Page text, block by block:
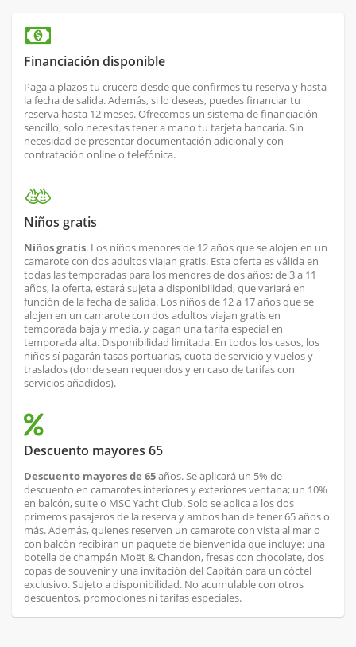
Financiación disponible
Paga a plazos tu crucero desde que confirmes tu reserva y hasta
la fecha de salida. Además, si lo deseas, puedes financiar tu
reserva hasta 12 meses. Ofrecemos un sistema de financiación
sencillo, solo necesitas tener a mano tu tarjeta bancaria. Sin
necesidad de presentar documentación adicional y con
contratación online o telefónica.
Niños gratis
Niños gratis. Los niños menores de 12 años que se alojen en un
camarote con dos adultos viajan gratis. Esta oferta es válida en
todas las temporadas para los menores de dos años; de 3 a 11
años, la oferta, estará sujeta a disponibilidad, que variará en
función de la fecha de salida. Los niños de 12 a 17 años que se
alojen en un camarote con dos adultos viajan gratis en
temporada baja y media, y pagan una tarifa especial en
temporada alta. Disponibilidad limitada. En todos los casos, los
niños sí pagarán tasas portuarias, cuota de servicio y vuelos y
traslados (donde sean requeridos y en caso de tarifas con
servicios añadidos).
Descuento mayores 65
Descuento mayores de 65años. Se aplicará un 5% de
descuento en camarotes interiores y exteriores ventana; un 10%
en balcón, suite o MSC Yacht Club. Solo se aplica a los dos
primeros pasajeros de la reserva y ambos han de tener 65 años o
más. Además, quienes reserven un camarote con vista al mar o
con balcón recibirán un paquete de bienvenida que incluye: una
botella de champán Moët & Chandon, fresas con chocolate, dos
copas de souvenir y una invitación del Capitán para un cóctel
exclusivo. Sujeto a disponibilidad. No acumulable con otros
descuentos, promociones ni tarifas especiales.